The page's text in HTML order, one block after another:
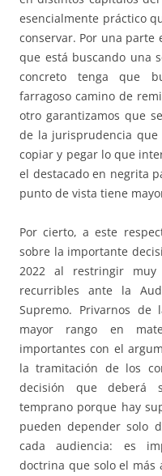
esencialmente práctico
conservar. Por una
que está buscando una
concreto tenga que
farragoso camino de
otro garantizamos que
de la jurisprudencia
copiar y pegar lo que
el destacado en negrita
punto de vista tiene
Por cierto, a este
sobre la importante
2022 al restringir muy
recurribles ante la
Supremo. Privarnos
mayor rango en
importantes con el
la tramitación de los
decisión que deberá
temprano porque hay
pueden depender solo
cada audiencia: es
doctrina que solo el